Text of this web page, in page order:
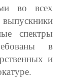
во всех
спектры
в
и